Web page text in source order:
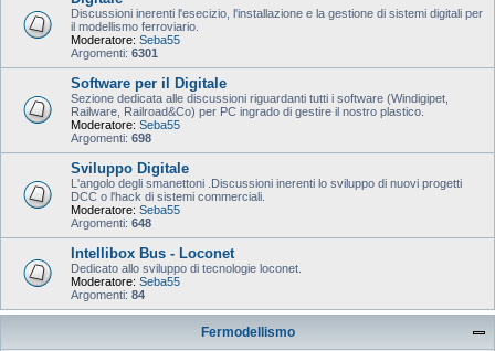
Discussioni inerenti l'esecizio, l'installazione e la gestione di sistemi digitali per
il modellismo ferroviario.
Moderatore: Seba55
Argomenti: 6301
Software per il Digitale
Sezione dedicata alle discussioni riguardanti tutti i software (Windigipet,
Railware, Railroad&Co) per PC ingrado di gestire il nostro plastico.
Moderatore: Seba55
Argomenti: 698
Sviluppo Digitale
L'angolo degli smanettoni .Discussioni inerenti lo sviluppo di nuovi progetti
DCC o l'hack di sistemi commerciali.
Moderatore: Seba55
Argomenti: 648
Intellibox Bus - Loconet
Dedicato allo sviluppo di tecnologie loconet.
Moderatore: Seba55
Argomenti: 84
Fermodellismo